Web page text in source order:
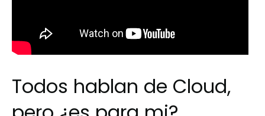
Todos hablan de Cloud,